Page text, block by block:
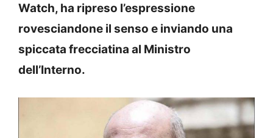
Watch, ha ripreso l’espressione
rovesciandone il senso e inviando una
spiccata frecciatina al Ministro
dell’Interno.